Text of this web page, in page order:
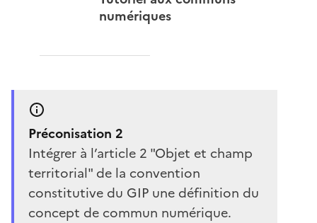
numériques
Préconisation 2
Intégrer à l’article 2 "Objet et champ
territorial" de la convention
constitutive du GIP une définition du
concept de commun numérique.